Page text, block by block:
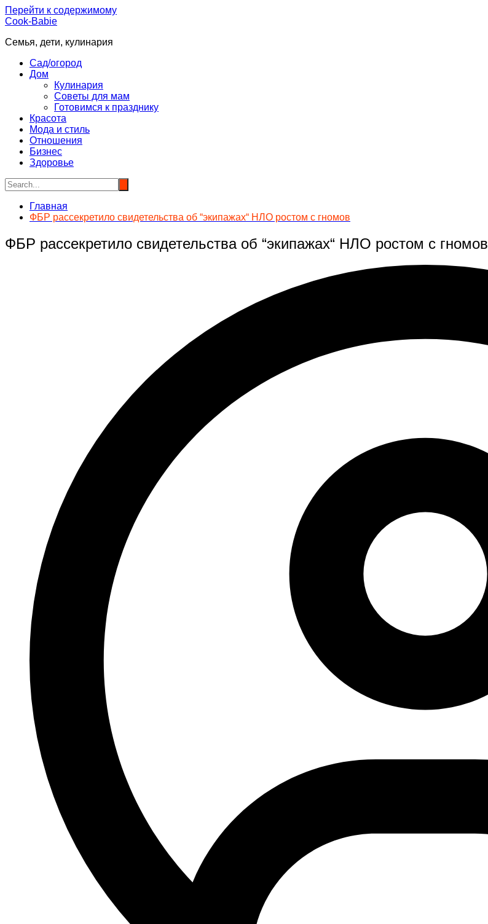
Перейти к содержимому
Cook-Babie
Семья, дети, кулинария
Сад/огород
Дом
Кулинария
Советы для мам
Готовимся к празднику
Красота
Мода и стиль
Отношения
Бизнес
Здоровье
Главная
ФБР рассекретило свидетельства об “экипажах“ НЛО ростом с гномов
ФБР рассекретило свидетельства об “экипажах“ НЛО ростом с гномов